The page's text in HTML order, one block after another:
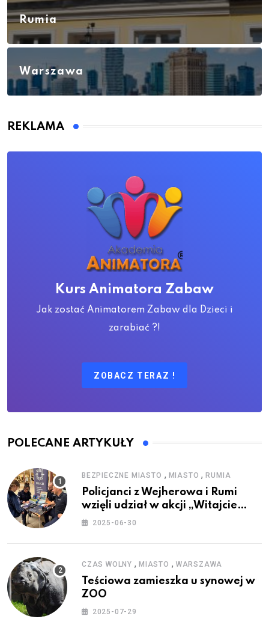
Rumia
Warszawa
REKLAMA
Kurs Animatora Zabaw
Jak zostać Animatorem Zabaw dla Dzieci i
zarabiać ?!
ZOBACZ TERAZ !
POLECANE ARTYKUŁY
BEZPIECZNE MIASTO , MIASTO ,RUMIA
Policjanci z Wejherowa i Rumi
wzięli udział w akcji „Witajcie
Wakacje”
2025-06-30
CZAS WOLNY , MIASTO , WARSZAWA
Teściowa zamieszka u synowej w
ZOO
2025-07-29